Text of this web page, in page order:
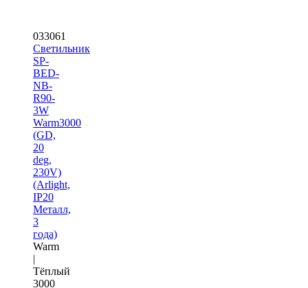
033061
Светильник
SP-
BED-
NB-
R90-
3W
Warm3000
(GD,
20
deg,
230V)
(Arlight,
IP20
Металл,
3
года)
Warm
|
Тёплый
3000